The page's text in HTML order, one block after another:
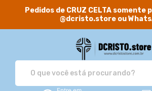
Pedidos de CRUZ CELTA somente
@dcristo.store ou